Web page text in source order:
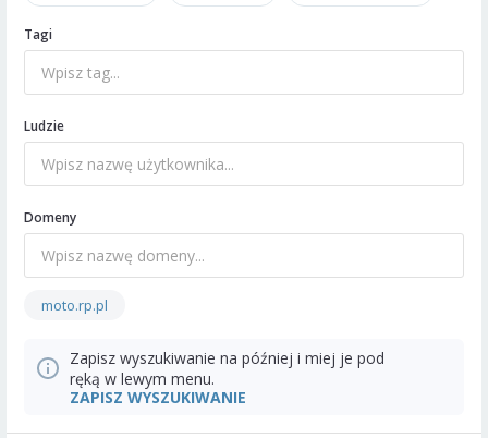
Tagi
Ludzie
Domeny
moto.rp.pl
Zapisz wyszukiwanie na później i miej je pod
ręką w lewym menu.
ZAPISZ WYSZUKIWANIE